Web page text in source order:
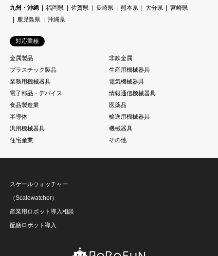
九州・沖縄
福岡県 佐賀県 長崎県 熊本県 大分県
宮崎県
鹿児島県
沖縄県
対応業種
金属製品
非鉄金属
プラスチック製品
生産用機械器具
業務用機械器具
電気機械器具
電子部品・デバイス
情報通信機械器具
食品製造業
医薬品
半導体
輸送用機械器具
汎用機械器具
機械器具
住宅産業
その他
スケールウォッチャー
（Scalewatcher）
産業用ロボット導入相談
配膳ロボット導入